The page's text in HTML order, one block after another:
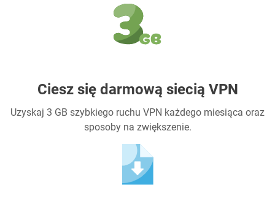
Ciesz się darmową siecią VPN
Uzyskaj 3 GB szybkiego ruchu VPN każdego miesiąca oraz
sposoby na zwiększenie.